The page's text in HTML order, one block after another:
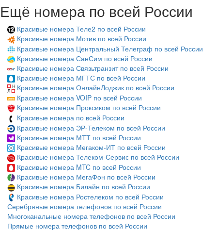
Ещё номера по всей России
Красивые номера Теле2 по всей России
Красивые номера Мотив по всей России
Красивые номера Центральный Телеграф по всей России
Красивые номера СанСим по всей России
Красивые номера Связьтранзит по всей России
Красивые номера МГТС по всей России
Красивые номера ОнлайнЛоджик по всей России
Красивые номера VOIP по всей России
Красивые номера Проксиком по всей России
Красивые номера по всей России
Красивые номера ЭР-Телеком по всей России
Красивые номера МТТ по всей России
Красивые номера Мегаком-ИТ по всей России
Красивые номера Телеком-Сервис по всей России
Красивые номера MTC по всей России
Красивые номера МегаФон по всей России
Красивые номера Билайн по всей России
Красивые номера Ростелеком по всей России
Серебряные номера телефонов по всей России
Многоканальные номера телефонов по всей России
Прямые номера телефонов по всей России